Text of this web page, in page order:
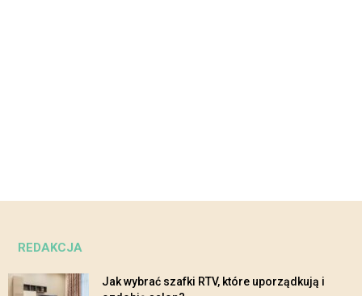
REDAKCJA
Jak wybrać szafki RTV, które uporządkują i